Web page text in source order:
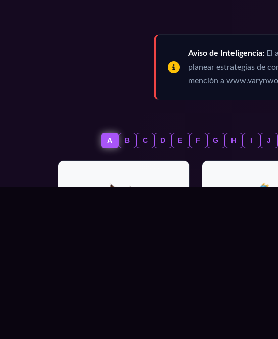
Aviso de Inteligencia: El
planear estrategias de
mención a
A B C D E F G H I J